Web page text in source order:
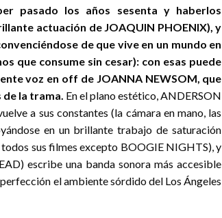
pasado los años sesenta y haberlos
actuación de JOAQUIN PHOENIX), y
de que vive en un mundo en
que consume sin cesar): con esas puede
voz en off de JOANNA NEWSOM, que
la trama. En el plano estético, ANDERSON
a sus constantes (la cámara en mano, las
en un brillante trabajo de saturación
sus filmes excepto BOOGIE NIGHTS), y
escribe una banda sonora más accesible
el ambiente sórdido del Los Ángeles